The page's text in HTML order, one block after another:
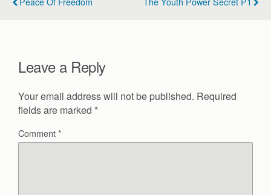
o
Leave a Reply
Your email address will not be published. Required
fields are marked *
Comment*